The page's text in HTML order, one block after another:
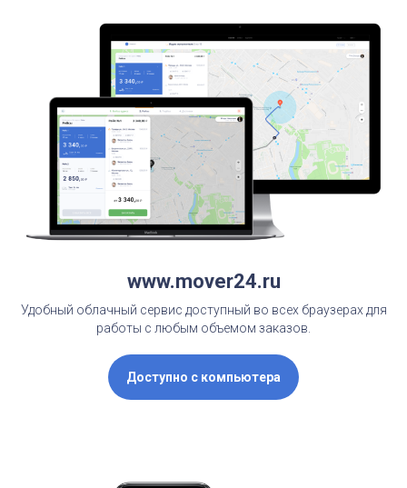
www.mover24.ru
Удобный облачный сервис доступный во всех браузерах для
работы с любым объемом заказов.
Доступно с компьютера